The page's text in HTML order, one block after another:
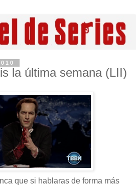
la última semana (LII)
que si hablaras de forma más